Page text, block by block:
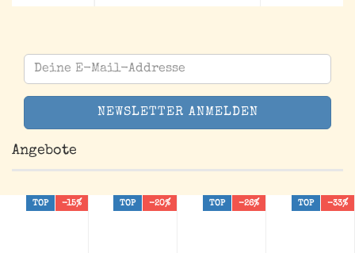
Deine
E-
Mail-
Angebote
TOP -15% TOP -20% TOP -26% TOP -33%